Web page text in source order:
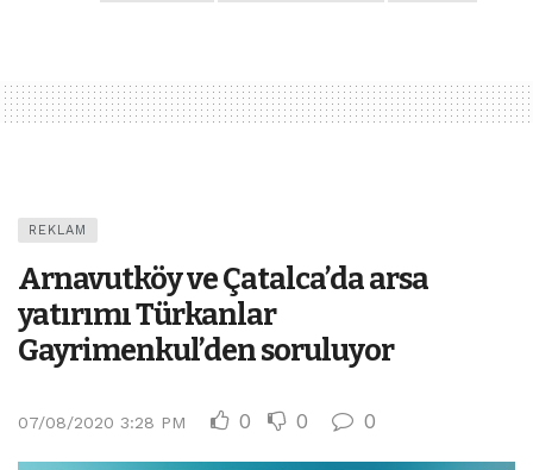
REKLAM
Arnavutköy ve Çatalca’da arsa
yatırımı Türkanlar
Gayrimenkul’den soruluyor
07/08/2020 3:28 PM 0 0 0